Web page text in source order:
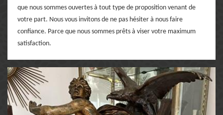
que nous sommes ouvertes à tout type de proposition venant de
votre part. Nous vous invitons de ne pas hésiter à nous faire
confiance. Parce que nous sommes prêts à viser votre maximum
satisfaction.